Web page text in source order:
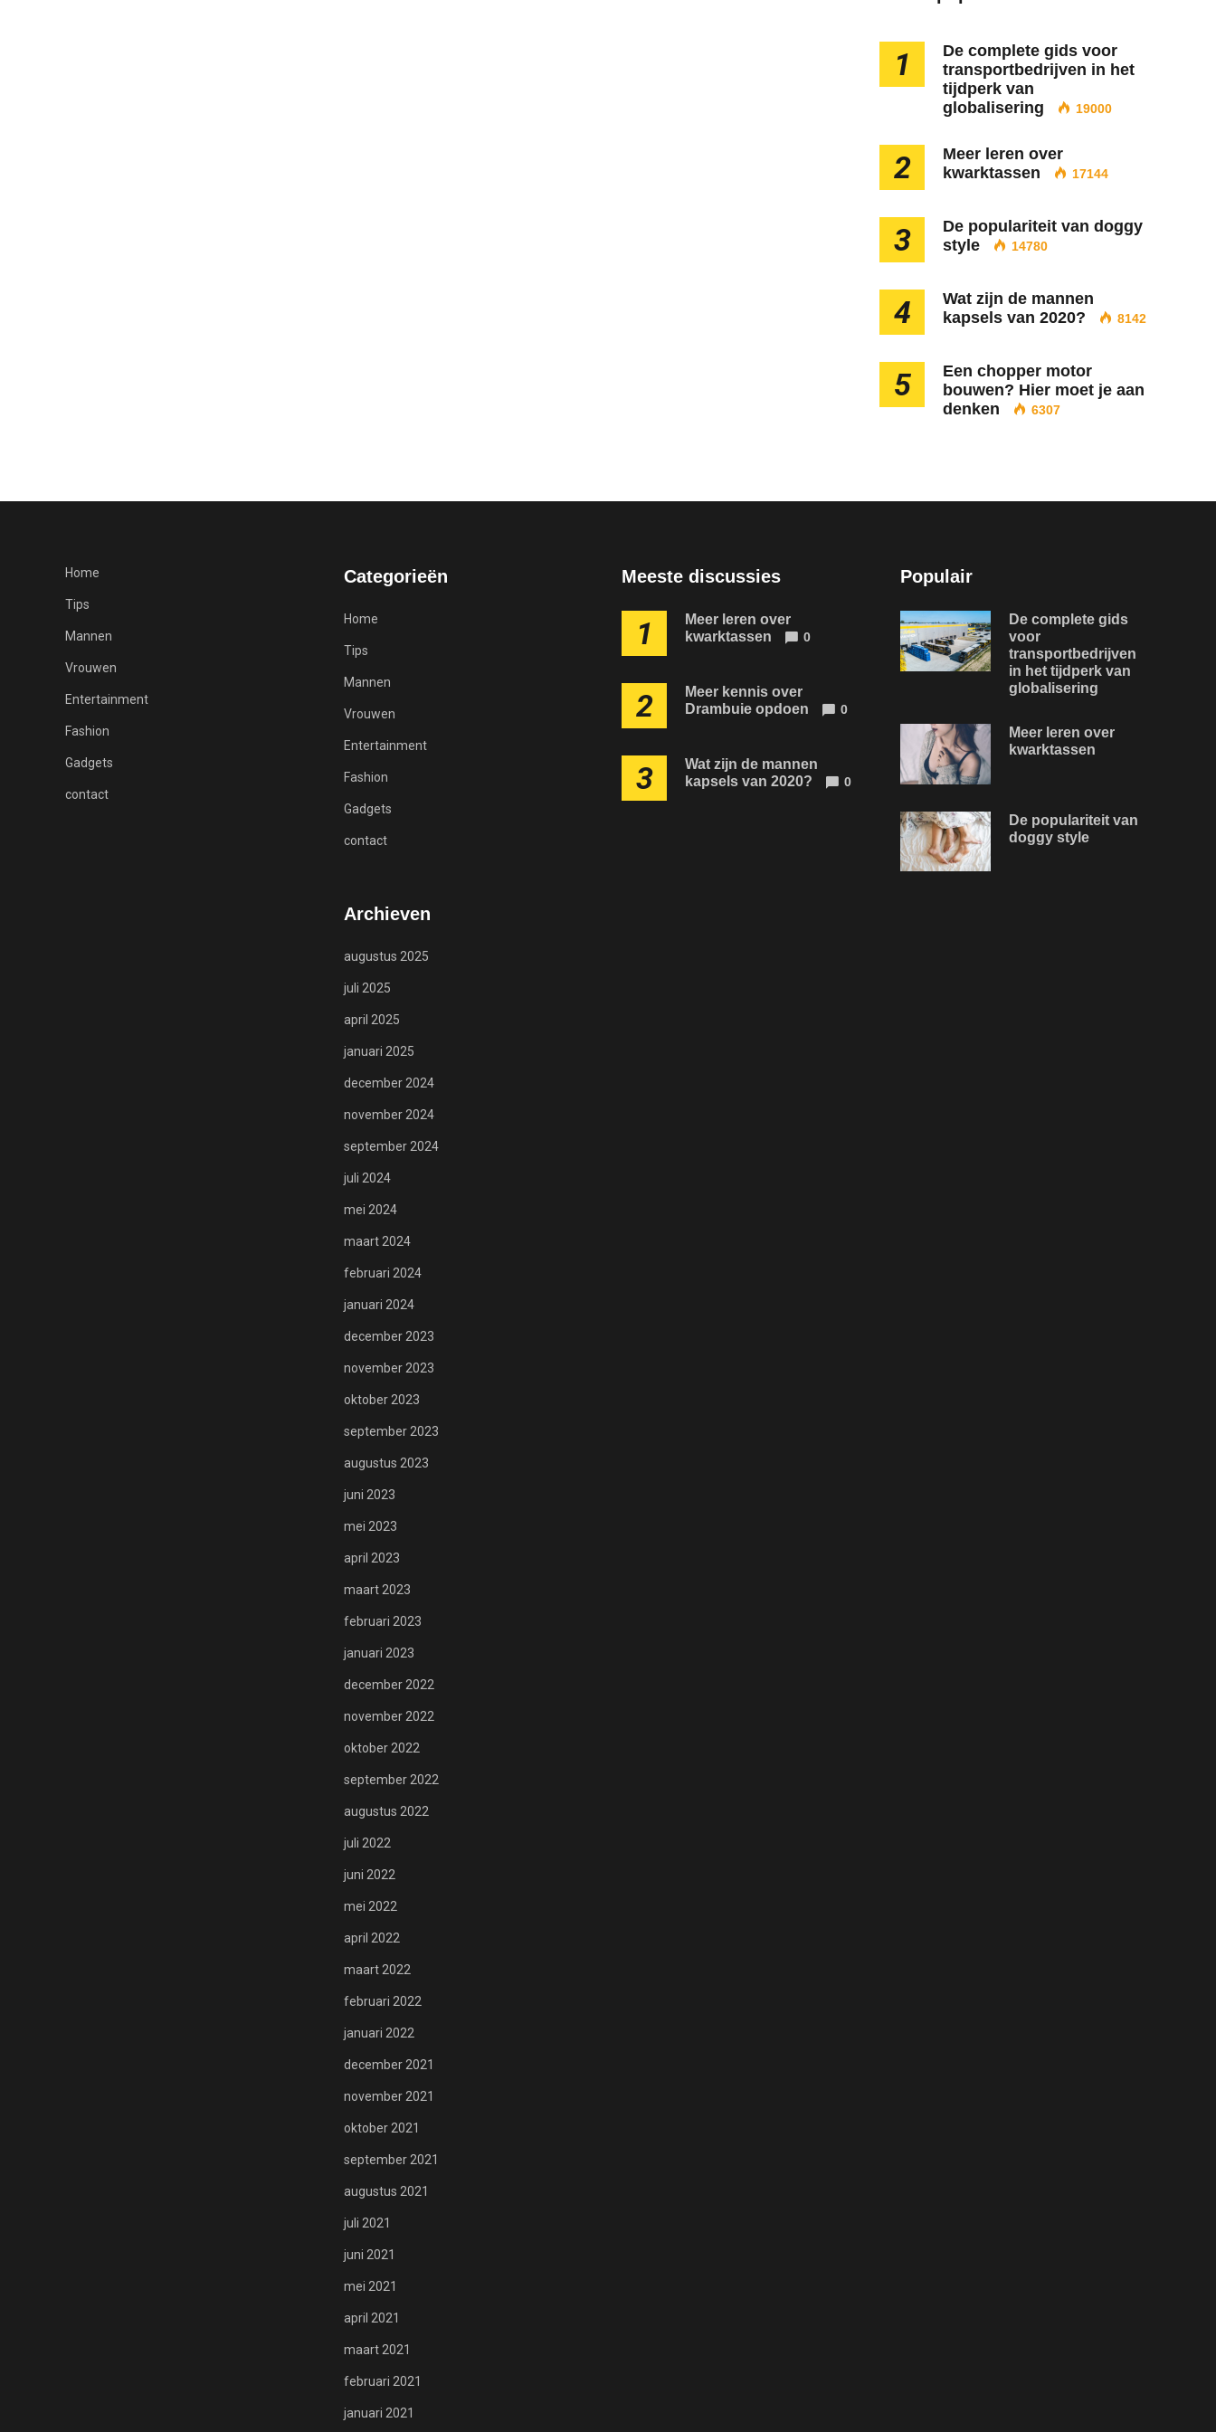
1
De complete gids voor
transportbedrijven in het
tijdperk van
globalisering
19000
2
Meer leren over
kwarktassen
17144
3
De populariteit van doggy
style
14780
4
Wat zijn de mannen
kapsels van 2020?
8142
5
Een chopper motor
bouwen? Hier moet je aan
denken
6307
Home
Tips
Mannen
Vrouwen
Entertainment
Fashion
Gadgets
contact
Categorieën
Home
Tips
Mannen
Vrouwen
Entertainment
Fashion
Gadgets
contact
Archieven
augustus 2025
juli 2025
april 2025
januari 2025
december 2024
november 2024
september 2024
juli 2024
mei 2024
maart 2024
februari 2024
januari 2024
december 2023
november 2023
oktober 2023
september 2023
augustus 2023
juni 2023
mei 2023
april 2023
maart 2023
februari 2023
januari 2023
december 2022
november 2022
oktober 2022
september 2022
augustus 2022
juli 2022
juni 2022
mei 2022
april 2022
maart 2022
februari 2022
januari 2022
december 2021
november 2021
oktober 2021
september 2021
augustus 2021
juli 2021
juni 2021
mei 2021
april 2021
maart 2021
februari 2021
januari 2021
Meeste discussies
1
Meer leren over
kwarktassen
0
2
Meer kennis over
Drambuie opdoen
0
3
Wat zijn de mannen
kapsels van 2020?
0
Populair
De complete gids
voor
transportbedrijven
in het tijdperk van
globalisering
Meer leren over
kwarktassen
De populariteit van
doggy style